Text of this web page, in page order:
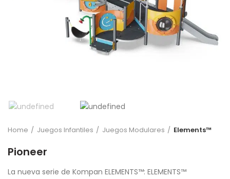
Home Juegos Infantiles Juegos Modulares Elements™
Pioneer
La nueva serie de Kompan ELEMENTS™: ELEMENTS™